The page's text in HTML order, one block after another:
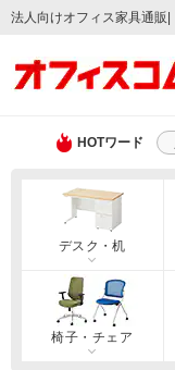
法人向けオフィス家具通販 |
HOTワード
デスク・机
椅子・チェア